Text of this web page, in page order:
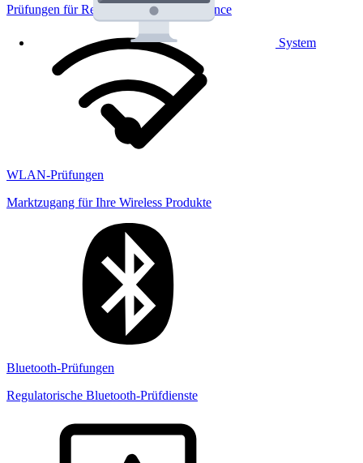
System
Prüfungen für Regulatorik und Performance
WLAN-Prüfungen
Marktzugang für Ihre Wireless Produkte
Bluetooth-Prüfungen
Regulatorische Bluetooth-Prüfdienste